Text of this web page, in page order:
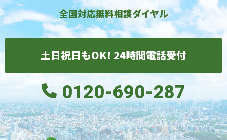
全国対応無料相談ダイヤル
土日祝日もOK! 24時間電話受付
0120-690-287